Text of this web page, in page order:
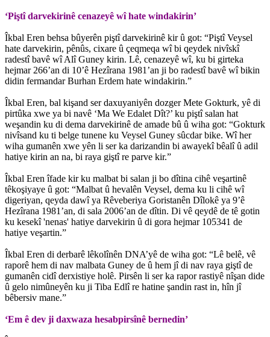
‘Piştî darvekirinê cenazeyê wî hate windakirin’
Îkbal Eren behsa bûyerên piştî darvekirinê kir û got: “Piştî Veysel
hate darvekirin, pênûs, cixare û çeqmeqa wî bi qeydek nivîskî
radestî bavê wî Alî Guney kirin. Lê, cenazeyê wî, ku bi girteka
hejmar 266’an di 10’ê Hezîrana 1981’an ji bo radestî bavê wî bikin
didin fermandar Burhan Erdem hate windakirin.”
Îkbal Eren, bal kişand ser daxuyaniyên dozger Mete Gokturk, yê di
pirtûka xwe ya bi navê ‘Ma We Edalet Dît?’ ku piştî salan hat
weşandin ku di dema darvekirinê de amade bû û wiha got: “Gokturk
nivîsand ku ti belge tunene ku Veysel Guney sûcdar bike. Wî her
wiha gumanên xwe yên li ser ka darizandin bi awayekî bêalî û adil
hatiye kirin an na, bi raya giştî re parve kir.”
Îkbal Eren îfade kir ku malbat bi salan ji bo dîtina cihê veşartinê
têkoşiyaye û got: “Malbat û hevalên Veysel, dema ku li cihê wî
digeriyan, qeyda dawî ya Rêveberiya Goristanên Dîlokê ya 9’ê
Hezîrana 1981’an, di sala 2006’an de dîtin. Di vê qeydê de tê gotin
ku kesekî 'nenas' hatiye darvekirin û di gora hejmar 105341 de
hatiye veşartin.”
Îkbal Eren di derbarê lêkolînên DNA’yê de wiha got: “Lê belê, vê
raporê hem di nav malbata Guney de û hem jî di nav raya giştî de
gumanên cidî derxistiye holê. Pirsên li ser ka rapor rastiyê nîşan dide
û gelo nimûneyên ku ji Tiba Edlî re hatine şandin rast in, hîn jî
bêbersiv mane.”
‘Em ê dev ji daxwaza hesabpirsînê bernedin’